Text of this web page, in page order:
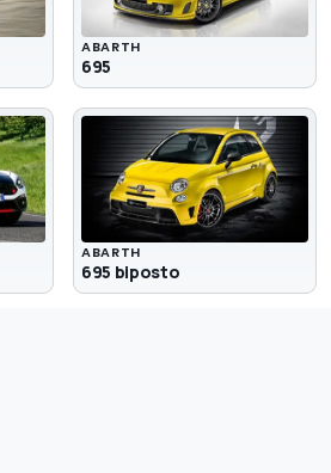
ABARTH
695
ABARTH
695 biposto